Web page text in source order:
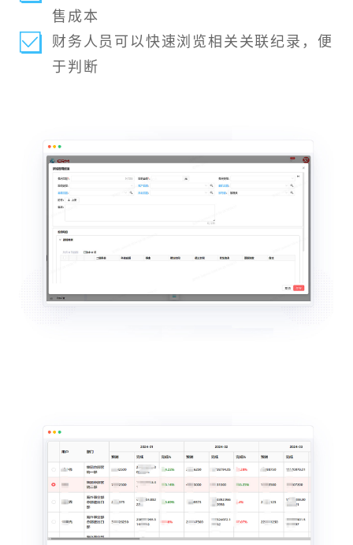
售成本
财务人员可以快速浏览相关关联纪录，便
于判断